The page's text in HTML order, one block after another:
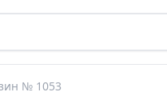
№ 1053